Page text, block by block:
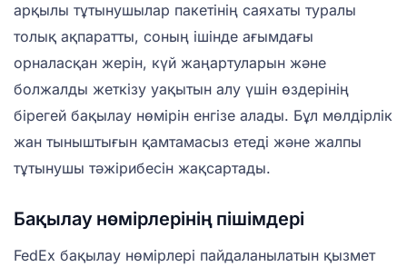
арқылы тұтынушылар пакетінің саяхаты туралы
толық ақпаратты, соның ішінде ағымдағы
орналасқан жерін, күй жаңартуларын және
болжалды жеткізу уақытын алу үшін өздерінің
бірегей бақылау нөмірін енгізе алады. Бұл мөлдірлік
жан тыныштығын қамтамасыз етеді және жалпы
тұтынушы тәжірибесін жақсартады.
Бақылау нөмірлерінің пішімдері
FedEx бақылау нөмірлері пайдаланылатын қызмет